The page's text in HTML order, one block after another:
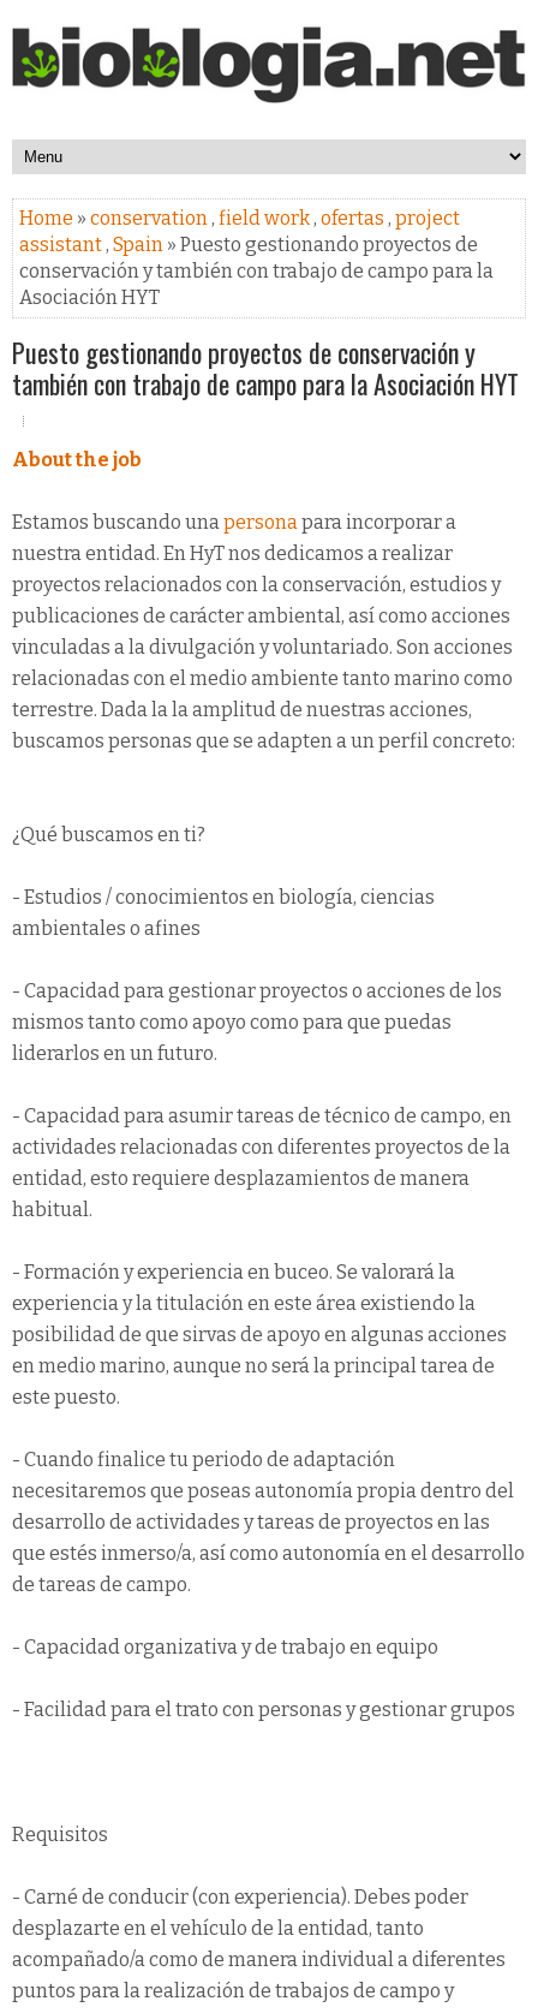
Home » conservation, field work, ofertas , project
assistant, Spain » Puesto gestionando proyectos de
conservación y también con trabajo de campo para la
Asociación HYT
Puesto gestionando proyectos de conservación y
también con trabajo de campo para la Asociación HYT
About the job
Estamos buscando unapersonapara incorporar a
nuestra entidad. En HyT nos dedicamos a realizar
proyectos relacionados con la conservación, estudios y
publicaciones de carácter ambiental, así como acciones
vinculadas a la divulgación y voluntariado. Son acciones
relacionadas con el medio ambiente tanto marino como
terrestre. Dada la la amplitud de nuestras acciones,
buscamos personas que se adapten a un perfil concreto:
¿Qué buscamos en ti?
- Estudios / conocimientos en biología, ciencias
ambientales o afines
- Capacidad para gestionar proyectos o acciones de los
mismos tanto como apoyo como para que puedas
liderarlos en un futuro.
- Capacidad para asumir tareas de técnico de campo, en
actividades relacionadas con diferentes proyectos de la
entidad, esto requiere desplazamientos de manera
habitual.
- Formación y experiencia en buceo. Se valorará la
experiencia y la titulación en este área existiendo la
posibilidad de que sirvas de apoyo en algunas acciones
en medio marino, aunque no será la principal tarea de
este puesto.
- Cuando finalice tu periodo de adaptación
necesitaremos que poseas autonomía propia dentro del
desarrollo de actividades y tareas de proyectos en las
que estés inmerso/a, así como autonomía en el desarrollo
de tareas de campo.
- Capacidad organizativa y de trabajo en equipo
- Facilidad para el trato con personas y gestionar grupos
Requisitos
- Carné de conducir (con experiencia). Debes poder
desplazarte en el vehículo de la entidad, tanto
acompañado/a como de manera individual a diferentes
puntos para la realización de trabajos de campo y